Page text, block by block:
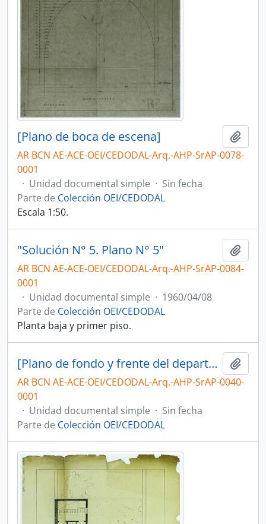
[Plano de boca de escena]
AR BCN AE-ACE-OEI/CEDODAL-Arq.-AHP-SrAP-0078-
0001
· Unidad documental simple · Sin fecha
Parte de Colección OEI/CEDODAL
Escala 1:50.
"Solución N° 5. Plano N° 5"
AR BCN AE-ACE-OEI/CEDODAL-Arq.-AHP-SrAP-0084-
0001
· Unidad documental simple · 1960/04/08
Parte de Colección OEI/CEDODAL
Planta baja y primer piso.
[Plano de fondo y frente del departamento]
AR BCN AE-ACE-OEI/CEDODAL-Arq.-AHP-SrAP-0040-
0001
· Unidad documental simple · Sin fecha
Parte de Colección OEI/CEDODAL